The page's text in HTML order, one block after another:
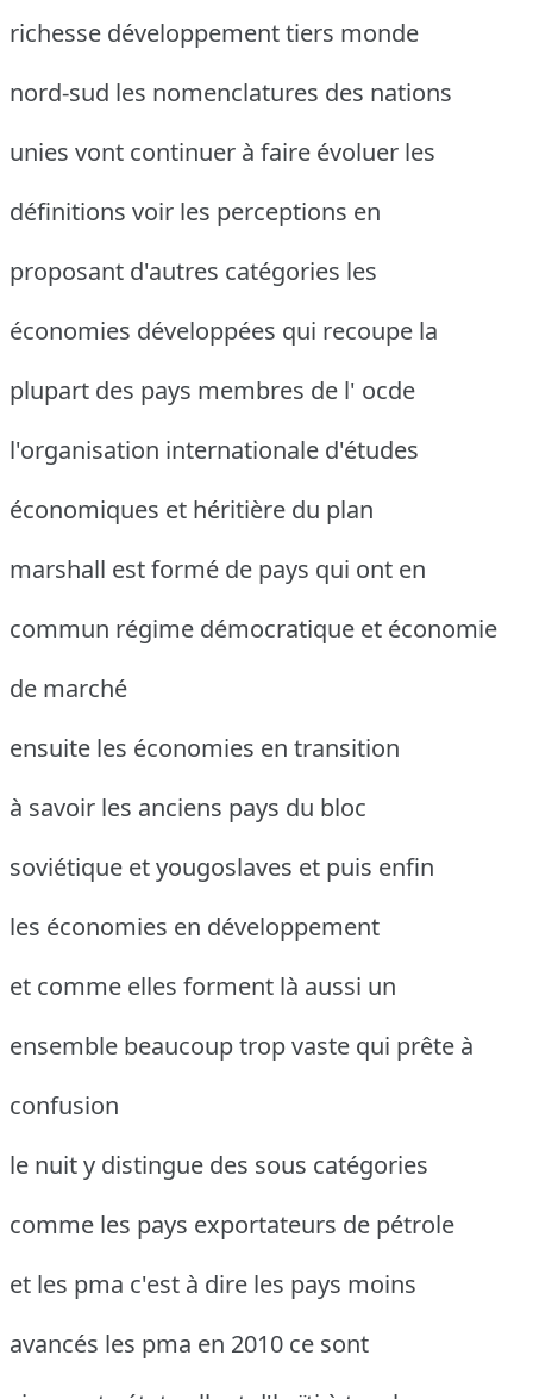
richesse développement tiers monde
nord-sud les nomenclatures des nations
unies vont continuer à faire évoluer les
définitions voir les perceptions en
proposant d'autres catégories les
économies développées qui recoupe la
plupart des pays membres de l' ocde
l'organisation internationale d'études
économiques et héritière du plan
marshall est formé de pays qui ont en
commun régime démocratique et économie
de marché
ensuite les économies en transition
à savoir les anciens pays du bloc
soviétique et yougoslaves et puis enfin
les économies en développement
et comme elles forment là aussi un
ensemble beaucoup trop vaste qui prête à
confusion
le nuit y distingue des sous catégories
comme les pays exportateurs de pétrole
et les pma c'est à dire les pays moins
avancés les pma en 2010 ce sont